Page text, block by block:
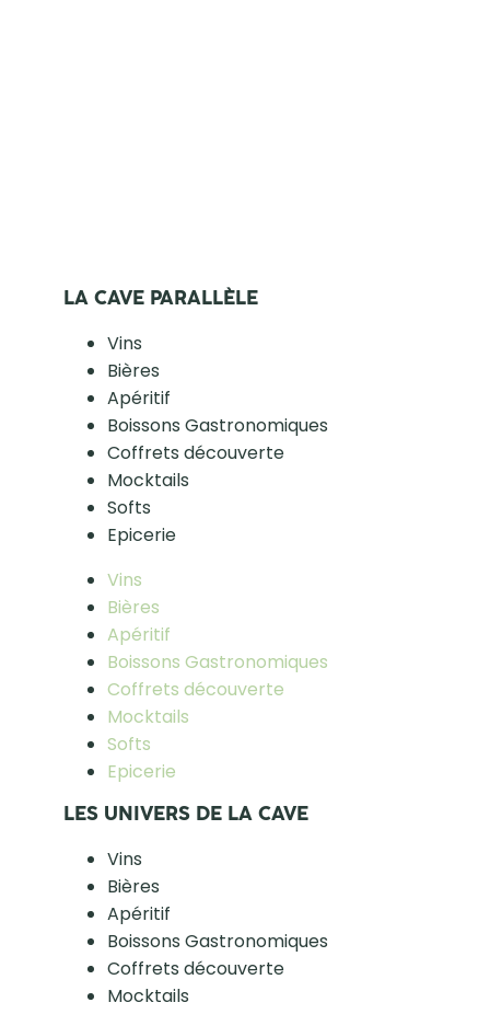
LA CAVE PARALLÈLE
Vins
Bières
Apéritif
Boissons Gastronomiques
Coffrets découverte
Mocktails
Softs
Epicerie
Vins
Bières
Apéritif
Boissons Gastronomiques
Coffrets découverte
Mocktails
Softs
Epicerie
LES UNIVERS DE LA CAVE
Vins
Bières
Apéritif
Boissons Gastronomiques
Coffrets découverte
Mocktails